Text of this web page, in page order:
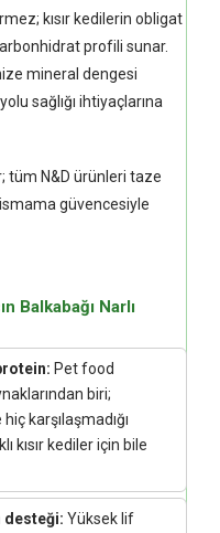
kısır kedilerin obligat
profili sunar.
mineral dengesi
sağlığı ihtiyaçlarına
tüm N&D ürünleri taze
güvencesiyle
Balkabağı Narlı
Pet food
biri;
karşılaşmadığı
kısır kediler için bile
desteği: Yüksek lif